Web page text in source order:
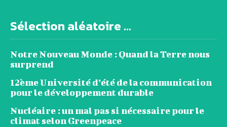
Sélection aléatoire ...
Notre Nouveau Monde : Quand la Terre nous
surprend
12ème Université d’été de la communication
pour le développement durable
Nucléaire : un mal pas si nécessaire pour le
climat selon Greenpeace